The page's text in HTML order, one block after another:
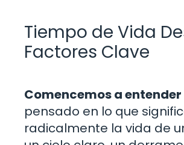
Tiempo de Vida
Factores Clave
Comencemos a
pensado en lo que
radicalmente la vida de